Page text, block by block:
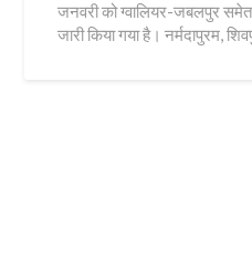
जनवरी को ग्वालियर-जबलपुर
जारी किया गया है। नर्मदापुरम,